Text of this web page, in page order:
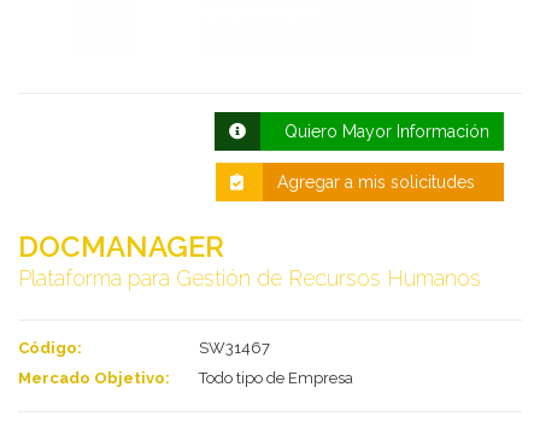
Deseo recibir información de otros Productos /
Al enviar este formulario aceptas nuestra
política de tratamiento datos personales.
Quiero Mayor Información
Agregar a mis solicitudes
DOCMANAGER
Plataforma para Gestión de Recursos Humanos
Código:
SW31467
Mercado Objetivo:
Todo tipo de Empresa